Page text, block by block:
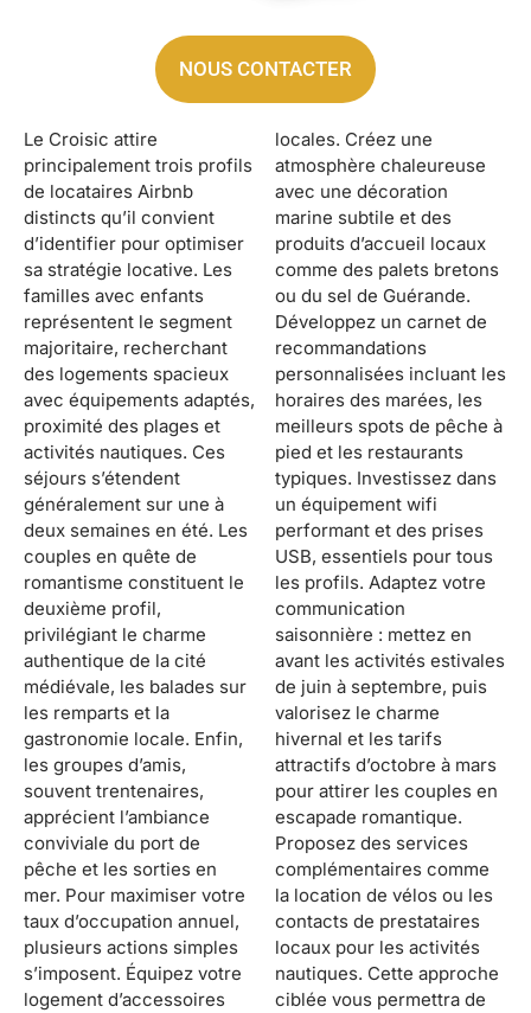
NOUS CONTACTER
Le Croisic attire
principalement trois profils
de locataires Airbnb
distincts qu’il convient
d’identifier pour optimiser
sa stratégie locative. Les
familles avec enfants
représentent le segment
majoritaire, recherchant
des logements spacieux
avec équipements adaptés,
proximité des plages et
activités nautiques. Ces
séjours s’étendent
généralement sur une à
deux semaines en été. Les
couples en quête de
romantisme constituent le
deuxième profil,
privilégiant le charme
authentique de la cité
médiévale, les balades sur
les remparts et la
gastronomie locale. Enfin,
les groupes d’amis,
souvent trentenaires,
apprécient l’ambiance
conviviale du port de
pêche et les sorties en
mer. Pour maximiser votre
taux d’occupation annuel,
plusieurs actions simples
s’imposent. Équipez votre
logement d’accessoires
locales. Créez une
atmosphère chaleureuse
avec une décoration
marine subtile et des
produits d’accueil locaux
comme des palets bretons
ou du sel de Guérande.
Développez un carnet de
recommandations
personnalisées incluant les
horaires des marées, les
meilleurs spots de pêche à
pied et les restaurants
typiques. Investissez dans
un équipement wifi
performant et des prises
USB, essentiels pour tous
les profils. Adaptez votre
communication
saisonnière : mettez en
avant les activités estivales
de juin à septembre, puis
valorisez le charme
hivernal et les tarifs
attractifs d’octobre à mars
pour attirer les couples en
escapade romantique.
Proposez des services
complémentaires comme
la location de vélos ou les
contacts de prestataires
locaux pour les activités
nautiques. Cette approche
ciblée vous permettra de